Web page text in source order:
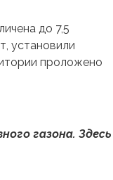
до 7,5
установили
проложено
газона. Здесь